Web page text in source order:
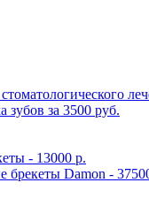
зубов за 3500 руб.
- 13000 р.
брекеты Damon -